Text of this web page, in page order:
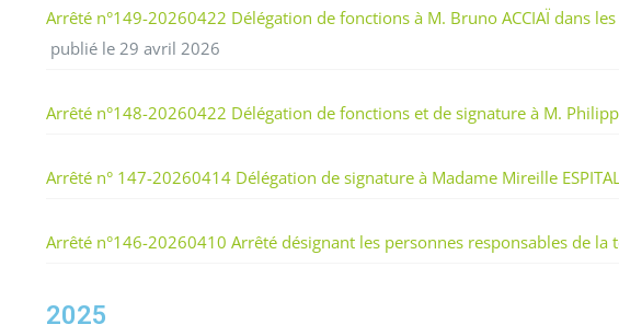
Arrêté n°149-20260422 Délégation de fonctions à M. Bruno ACCIAÏ dans
publié le 29 avril 2026
Arrêté n°148-20260422 Délégation de fonctions et de signature à M.
Arrêté n° 147-20260414 Délégation de signature à Madame Mireille
Arrêté n°146-20260410 Arrêté désignant les personnes responsables de
2025